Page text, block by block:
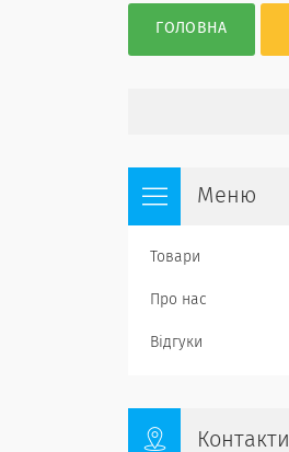
ГОЛОВНА
Товари
Про нас
Відгуки
Контакти